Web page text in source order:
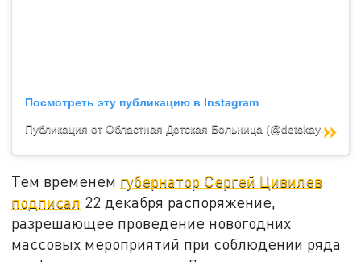
Посмотреть эту публикацию в Instagram
Публикация от Областная Детская Больница (@detskaya_oblastnaya_)
Тем временем губернатор Сергей Цивилев
подписал 22 декабря распоряжение,
разрешающее проведение новогодних
массовых мероприятий при соблюдении ряда